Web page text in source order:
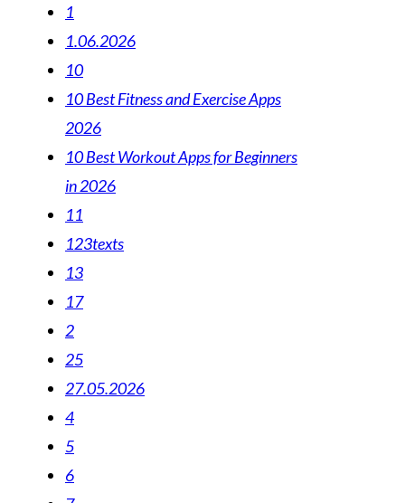
1
1.06.2026
10
10 Best Fitness and Exercise Apps
2026
10 Best Workout Apps for Beginners
in 2026
11
123texts
13
17
2
25
27.05.2026
4
5
6